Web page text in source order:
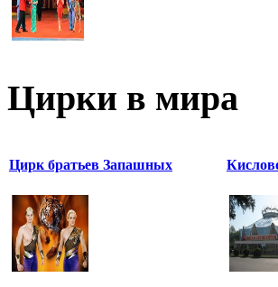
Цирки в мира
Цирк братьев Запашных